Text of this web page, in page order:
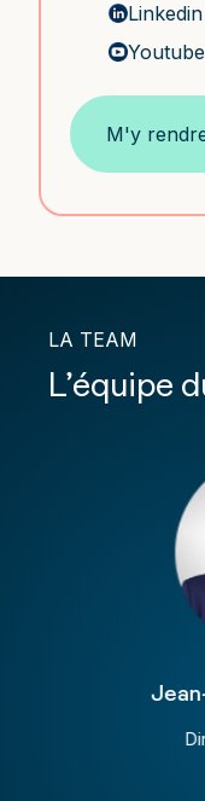
Linkedin
Youtube
M'y
LA TEAM
L’équipe